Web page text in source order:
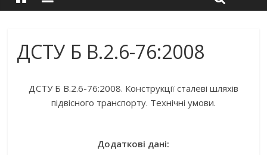
ДСТУ Б В.2.6-76:2008
ДСТУ Б В.2.6-76:2008. Конструкції сталеві шляхів
підвісного транспорту. Технічні умови.
Додаткові дані: